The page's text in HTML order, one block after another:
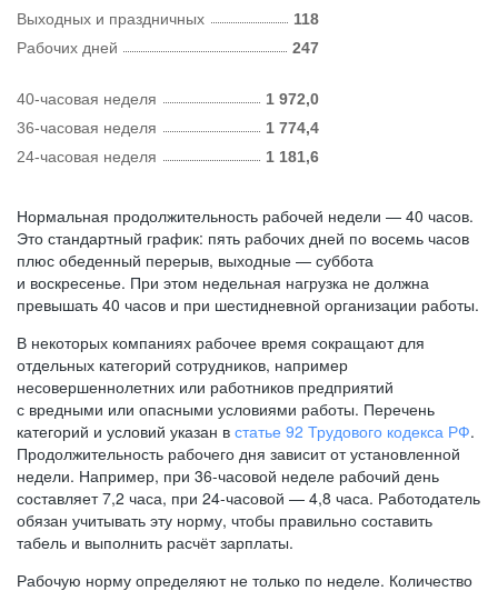
Рабочих дней 247
Выходных и праздничных 118
40-часовая неделя
1 972,0
36-часовая неделя
1 774,4
24-часовая неделя
1 181,6
Нормальная продолжительность рабочей недели — 40 часов.
Это стандартный график: пять рабочих дней по восемь часов
плюс обеденный перерыв, выходные — суббота
и воскресенье. При этом недельная нагрузка не должна
превышать 40 часов и при шестидневной организации работы.
В некоторых компаниях рабочее время сокращают для
отдельных категорий сотрудников, например
несовершеннолетних или работников предприятий
с вредными или опасными условиями работы. Перечень
категорий и условий указан в статье 92 Трудового кодекса РФ.
Продолжительность рабочего дня зависит от установленной
недели. Например, при 36-часовой неделе рабочий день
составляет 7,2 часа, при 24-часовой — 4,8 часа. Работодатель
обязан учитывать эту норму, чтобы правильно составить
табель и выполнить расчёт зарплаты.
Рабочую норму определяют не только по неделе. Количество